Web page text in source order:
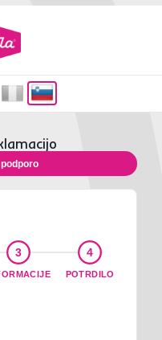
3 4
POTRDILO